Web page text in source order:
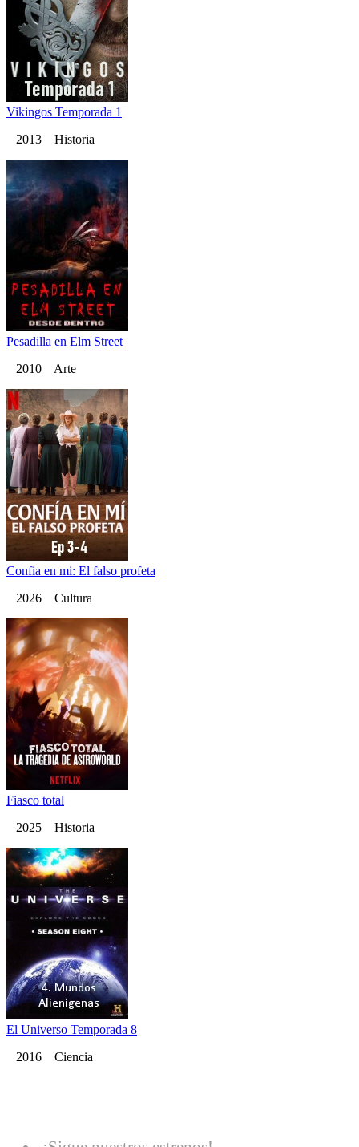
Vikingos Temporada 1
2013 Historia
Pesadilla en Elm Street
2010 Arte
Confia en mi: El falso profeta
2026 Cultura
Fiasco total
2025 Historia
El Universo Temporada 8
2016 Ciencia